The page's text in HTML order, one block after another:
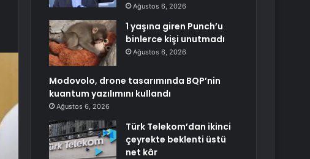
Ağustos 6, 2026
1 yaşına giren Punch’u
binlerce kişi unutmadı
Ağustos 6, 2026
Modovolo, drone tasarımında BQP’nin
kuantum yazılımını kullandı
Ağustos 6, 2026
Türk Telekom’dan ikinci
çeyrekte beklenti üstü
net kâr